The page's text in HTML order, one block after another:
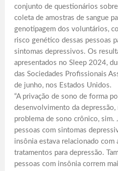
conjunto de questionários
coleta de amostras de sangue
genotipagem dos voluntários,
risco genético dessas pessoas
sintomas depressivos. Os
apresentados no Sleep 2024,
das Sociedades Profissionais
de junho, nos Estados Unidos.
“A privação de sono de forma
desenvolvimento da depressão,
problema de sono crônico, sim.
pessoas com sintomas
insônia estava relacionado com
tratamentos para depressão.
pessoas com insônia correm